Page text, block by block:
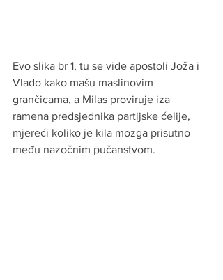
Evo slika br 1, tu se vide apostoli Joža i
Vlado kako mašu maslinovim
grančicama, a Milas proviruje iza
ramena predsjednika partijske ćelije,
mjereći koliko je kila mozga prisutno
među nazočnim pučanstvom.